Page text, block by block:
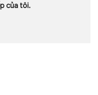
của tôi.